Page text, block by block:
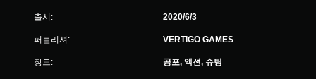
출시: 2020/6/3
퍼블리셔: VERTIGO GAMES
장르: 공포, 액션, 슈팅